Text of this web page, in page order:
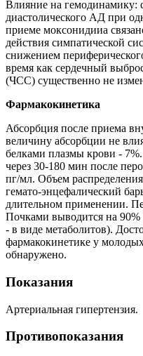
Влияние на гемодинамику:
диастолического АД при
приеме моксонидииа
действия симпатической
снижением
время как сердечный
(ЧСС) существенно не
Фармакокинетика
Абсорбция после приема
величину абсорбции не
белками плазмы крови -
через 30-180 мин после
пг/мл. Объем
гемато-энцефалический
длительном применении.
Почками выводится на
- в виде метаболитов).
фармакокинетике у
обнаружено.
Показания
Артериальная гипертензия.
Противопоказания